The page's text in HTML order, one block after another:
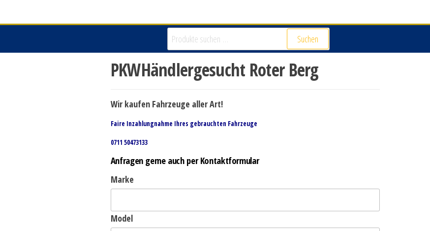
Suchen
PKWHändlergesucht Roter Berg
Wir kaufen Fahrzeuge aller Art!
Faire Inzahlungnahme Ihres gebrauchten Fahrzeuge
0711 50473133
Anfragen gerne auch per Kontaktformular
Marke
Model